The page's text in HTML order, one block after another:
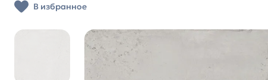
В избранное